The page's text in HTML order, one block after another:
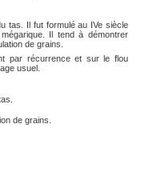
tas. Il fut formulé au IVe siècle
Il tend à démontrer
de grains.
par récurrence et sur le flou
usuel.
de grains.